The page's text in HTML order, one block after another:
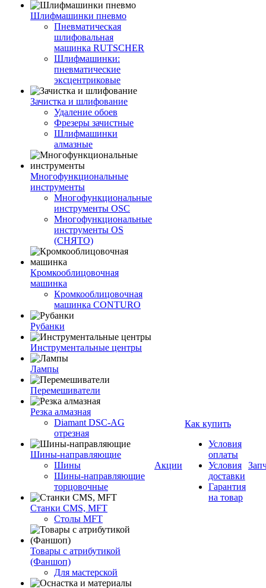
Шлифмашинки пневмо
Пневматическая
шлифовальная
машинка RUTSCHER
Шлифмашинки:
пневматические
эксцентриковые
Зачистка и шлифование
Удаление обоев
Фрезеры зачистные
Шлифмашинки
алмазные
Многофункциональные
инструменты
Многофункциональные
инструменты OSC
Многофункциональные
инструменты OS
(СНЯТО)
Кромкооблицовочная
машинка
Кромкооблицовочная
машинка CONTURO
Рубанки
Инструментальные центры
Лампы
Перемешиватели
Резка алмазная
Diamant DSC-AG
отрезная
Шины-направляющие
Шины
Шины-направляющие
торцовочные
Станки CMS, MFT
Столы MFT
Товары с атрибутикой
(Фаншоп)
Для мастерской
Акции
Как купить
Условия
оплаты
Условия
доставки
Гарантия
на товар